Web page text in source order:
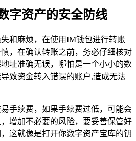
字资产的安全防线
和麻烦，在使用IM钱包进行转账
，在确认转账之前，务必仔细核对
址准确无误，哪怕是一个小小的数
致资金转入错误的账户,造成无法
手续费，如果手续费过低，可能会
增加不必要的风险，要妥善保管好
这就像是打开你数字资产宝库的钥